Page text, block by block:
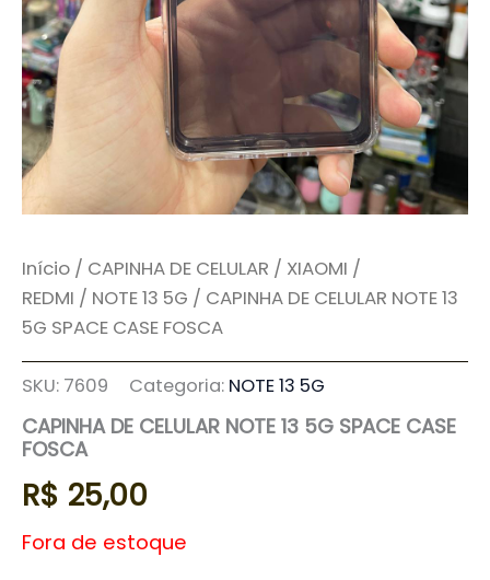
Início / CAPINHA DE CELULAR / XIAOMI /
REDMI / NOTE 13 5G / CAPINHA DE CELULAR NOTE 13
5G SPACE CASE FOSCA
SKU: 7609 Categoria: NOTE 13 5G
CAPINHA DE CELULAR NOTE 13 5G SPACE CASE
FOSCA
R$ 25,00
Fora de estoque